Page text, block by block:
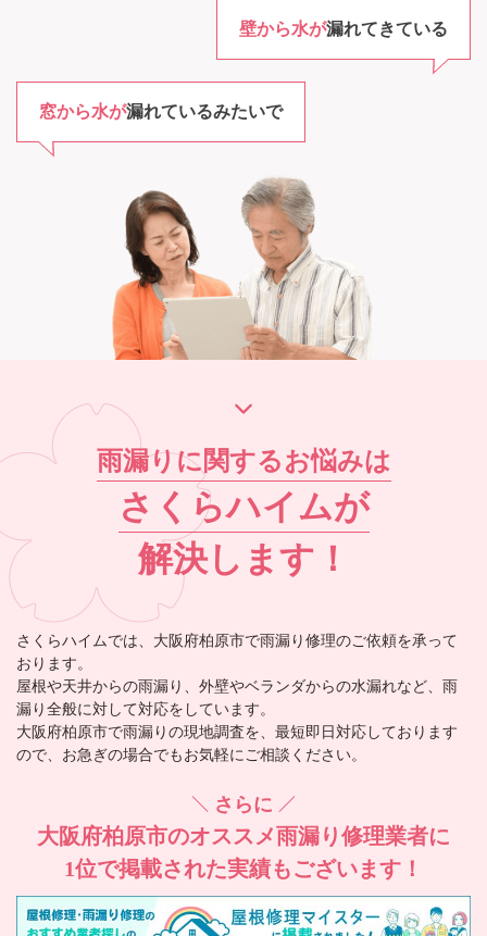
壁から水が漏れてきている
窓から水が漏れているみたいで
雨漏りに関するお悩みは
さくらハイムが
解決します！
さくらハイムでは、大阪府柏原市で雨漏り修理のご依頼を承って
おります。
屋根や天井からの雨漏り、外壁やベランダからの水漏れなど、雨
漏り全般に対して対応をしています。
大阪府柏原市で雨漏りの現地調査を、最短即日対応しております
ので、お急ぎの場合でもお気軽にご相談ください。
さらに
大阪府柏原市のオススメ雨漏り修理業者に
1位で掲載された実績もございます！